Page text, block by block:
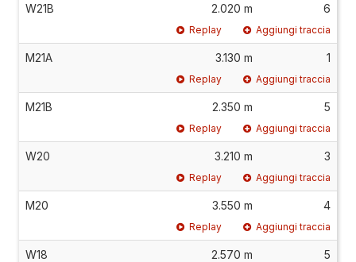
W21B 2.020 m 6
Replay Aggiungi traccia
M21A 3.130 m 1
Replay Aggiungi traccia
M21B 2.350 m 5
Replay Aggiungi traccia
W20 3.210 m 3
Replay Aggiungi traccia
M20 3.550 m 4
Replay Aggiungi traccia
W18 2.570 m 5